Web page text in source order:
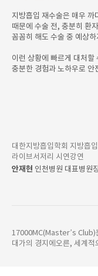
지방흡입 재수술은 매우 까
때문에 수술 전, 충분히 환
꼼꼼히 해도 수술 중 예상
이런 상황에 빠르게 대처할
충분한 경험과 노하우로 안
대한지방흡입학회 지방흡
라이브서저리 시연강연
안재현 인천병원 대표병원
17000MC(Master’s Club)
대가의 경지에오른, 세계